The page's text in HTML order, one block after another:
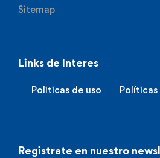
Sitemap
Links de Interes
Politicas de uso
Registrate en nuestro